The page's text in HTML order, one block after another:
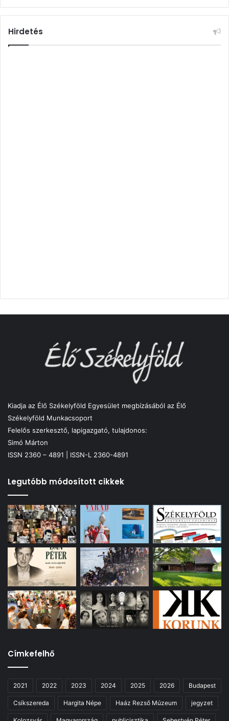
Hirdetés
Kiadja az Élő Székelyföld Egyesület megbízásából az Élő
Székelyföld Munkacsoport
Felelős szerkesztő, lapigazgató, tulajdonos:
Simó Márton
ISSN 2360 – 4891 | ISSN-L 2360-4891
Legutóbb módosított cikkek
Címkefelhő
2021 2022 2023 2024 2025 2026 Budapest
Csíkszereda Hargita Népe Haáz Rezső Múzeum jegyzet